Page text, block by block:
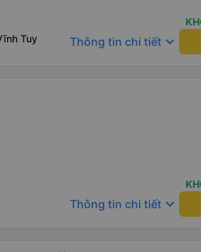
Tuy
Thông tin chi tiết keyboard_arrow_down
Thông tin chi tiết keyboard_arrow_down